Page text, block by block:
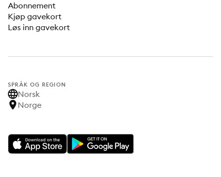
Abonnement
Kjøp gavekort
Løs inn gavekort
SPRÅK OG REGION
Norsk
Norge